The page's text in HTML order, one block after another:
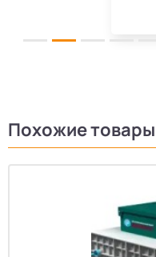
Похожие товары